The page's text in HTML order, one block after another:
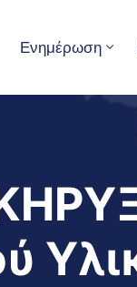
Ενημέρωση